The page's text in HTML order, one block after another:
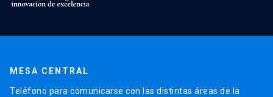
MESA CENTRAL
Teléfono para comunicarse con las distintas áreas de la